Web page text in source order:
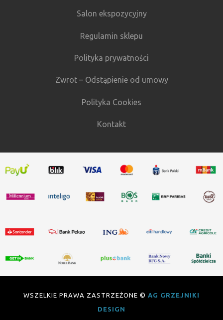
Salon ekspozycyjny
Regulamin sklepu
Polityka prywatności
Zwrot – Odstąpienie od umowy
Polityka Cookies
Kontakt
WSZELKIE PRAWA ZASTRZEŻONE © AG GRZEJNIKI
DESIGN